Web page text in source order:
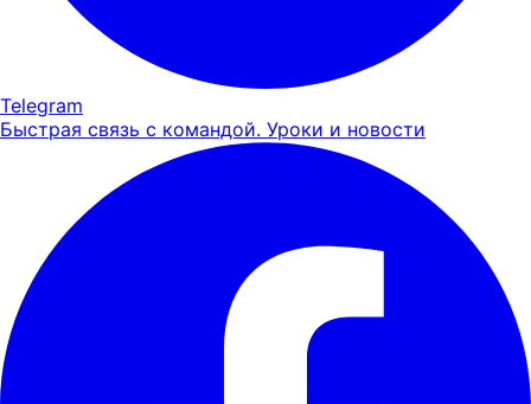
Telegram
Быстрая связь с командой. Уроки и новости